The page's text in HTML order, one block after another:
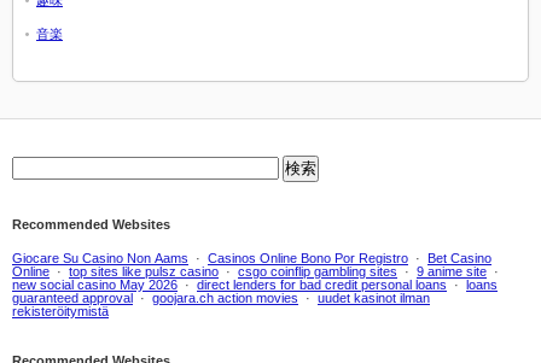
音楽
Recommended Websites
Giocare Su Casino Non Aams · Casinos Online Bono Por Registro · Bet Casino
Online · top sites like pulsz casino · csgo coinflip gambling sites · 9 anime site ·
new social casino May 2026 · direct lenders for bad credit personal loans · loans
guaranteed approval · goojara.ch action movies · uudet kasinot ilman
rekisteröitymistä
Recommended Websites